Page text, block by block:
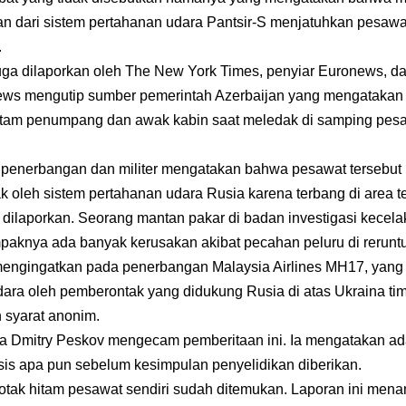
dari sistem pertahanan udara Pantsir-S menjatuhkan
dilaporkan oleh The New York Times, penyiar Euronews,
mengutip sumber pemerintah Azerbaijan yang
penumpang dan awak kabin saat meledak di samping
dan militer mengatakan bahwa pesawat
oleh sistem pertahanan udara Rusia karena terbang di area
Seorang mantan pakar di badan investigasi
ada banyak kerusakan akibat pecahan peluru di
pada penerbangan Malaysia Airlines MH17,
oleh pemberontak yang didukung Rusia di atas Ukraina
syarat anonim.
Dmitry Peskov mengecam pemberitaan ini. Ia mengatakan
apa pun sebelum kesimpulan penyelidikan diberikan.
hitam pesawat sendiri sudah ditemukan. Laporan ini